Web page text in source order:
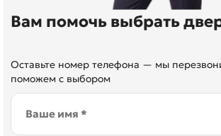
Вам помочь выбрать
Оставьте номер телефона — мы
поможем с выбором